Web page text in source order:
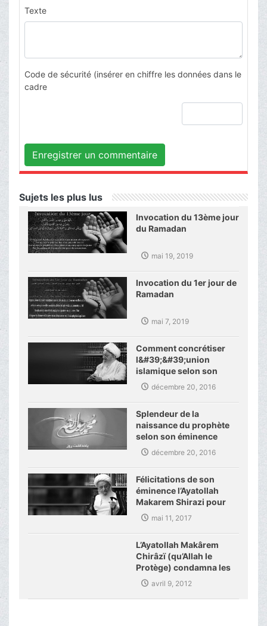
Texte
Code de sécurité (insérer en chiffre les données dans le
cadre
Enregistrer un commentaire
Sujets les plus lus
Invocation du 13ème jour
du Ramadan
mai 19, 2019
Invocation du 1er jour de
Ramadan
mai 7, 2019
Comment concrétiser
l&#39;&#39;union
islamique selon son
éminence
décembre 20, 2016
Splendeur de la
naissance du prophète
selon son éminence
décembre 20, 2016
Félicitations de son
éminence l’Ayatollah
Makarem Shirazi pour
les activités de
l’académie des sciences
islamiques d’Allemagne
mai 11, 2017
L’Ayatollah Makârem
Chirâzï (qu’Allah le
Protège) condamna les
derniers crimes dans
Pakistan
avril 9, 2012